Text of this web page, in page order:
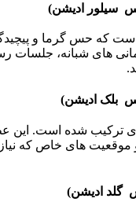
سیلور ادیشن)
که حس گرما و
های شبانه، جلسات
بلک ادیشن)
گلد ادیشن)